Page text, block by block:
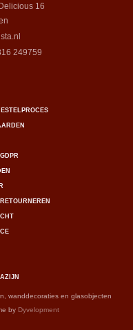
16
249759
wanddecoraties en glasobjecten
by Dyvelopment